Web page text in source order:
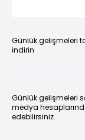
Günlük gelişmeleri
indirin
Günlük gelişmeleri
medya
edebilirsiniz.